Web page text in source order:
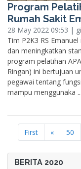
Program
Rumah Sakit
28 May 2022 09:53 |
Tim P2K3 RS
dan meningkatkan
program pelatihan
Ringan) ini bertujuan
pegawai tentang
mampu menggunaka ...
First « 50
BERITA 2020